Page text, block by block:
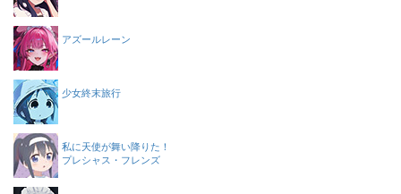
アズールレーン
少女終末旅行
私に天使が舞い降りた！
プレシャス・フレンズ